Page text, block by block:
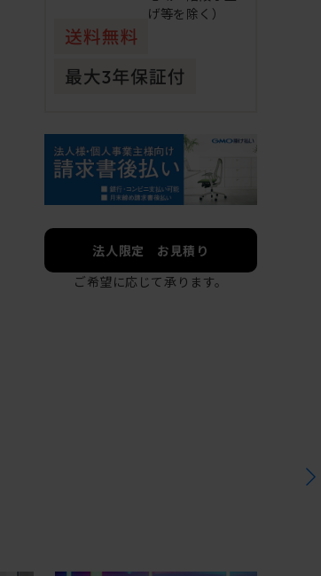
げ等を除く）
法人限定 お見積り
ご希望に応じて承ります。